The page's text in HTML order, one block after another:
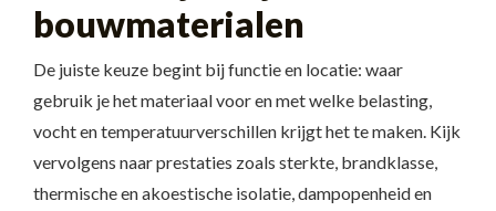
bouwmaterialen
De juiste keuze begint bij functie en locatie: waar
gebruik je het materiaal voor en met welke belasting,
vocht en temperatuurverschillen krijgt het te maken. Kijk
vervolgens naar prestaties zoals sterkte, brandklasse,
thermische en akoestische isolatie, dampopenheid en